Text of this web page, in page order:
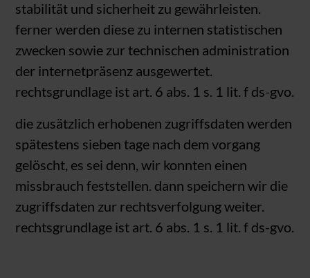
stabilität und sicherheit zu gewährleisten.
ferner werden diese zu internen statistischen
zwecken sowie zur technischen administration
der internetpräsenz ausgewertet.
rechtsgrundlage ist art. 6 abs. 1 s. 1 lit. f ds-gvo.
die zusätzlich erhobenen zugriffsdaten werden
spätestens sieben tage nach dem vorgang
gelöscht, es sei denn, wir konnten einen
missbrauch feststellen. dann speichern wir die
zugriffsdaten zur rechtsverfolgung weiter.
rechtsgrundlage ist art. 6 abs. 1 s. 1 lit. f ds-gvo.